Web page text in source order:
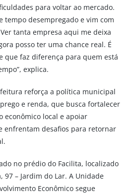
para voltar ao mercado.
tempo desempregado e vim com
tanta empresa aqui me deixa
posso ter uma chance real. É
que faz diferença para quem está
explica.
reforça a política municipal
e renda, que busca fortalecer
econômico local e apoiar
enfrentam desafios para retornar
no prédio do Facilita, localizado
97 – Jardim do Lar. A Unidade
Econômico segue